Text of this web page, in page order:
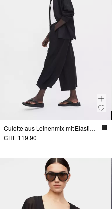
Culotte aus Leinenmix mit Elastikbund
CHF 119.90